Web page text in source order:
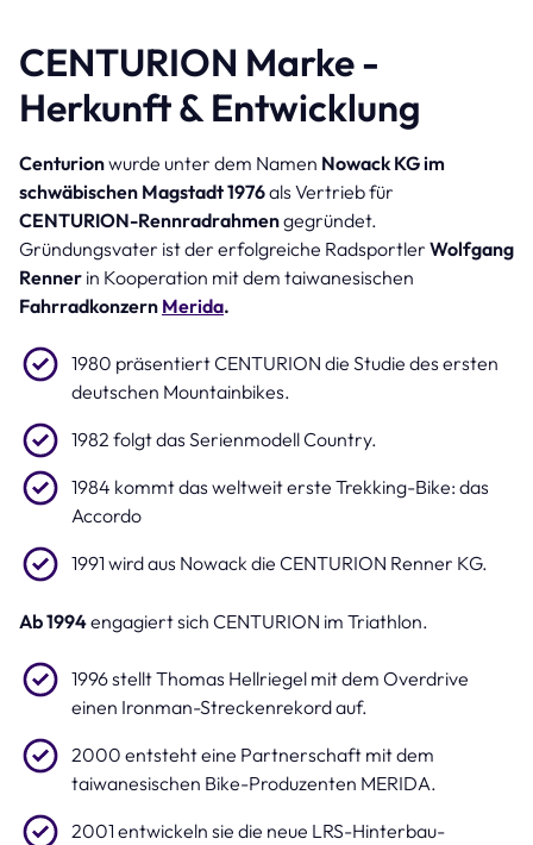
CENTURION Marke -
Herkunft & Entwicklung
Centurionwurde unter dem Namen Nowack KG im
schwäbischen Magstadt 1976als Vertrieb für
CENTURION-Rennradrahmengegründet.
Gründungsvater ist der erfolgreiche Radsportler Wolfgang
Renner in Kooperation mit dem taiwanesischen
Fahrradkonzern Merida.
1980 präsentiert CENTURION die Studie des ersten
deutschen Mountainbikes.
1982 folgt das Serienmodell Country.
1984 kommt das weltweit erste Trekking-Bike: das
Accordo
1991 wird aus Nowack die CENTURION Renner KG.
Ab 1994engagiert sich CENTURION im Triathlon.
1996 stellt Thomas Hellriegel mit dem Overdrive
einen Ironman-Streckenrekord auf.
2000 entsteht eine Partnerschaft mit dem
taiwanesischen Bike-Produzenten MERIDA.
2001 entwickeln sie die neue LRS-Hinterbau-